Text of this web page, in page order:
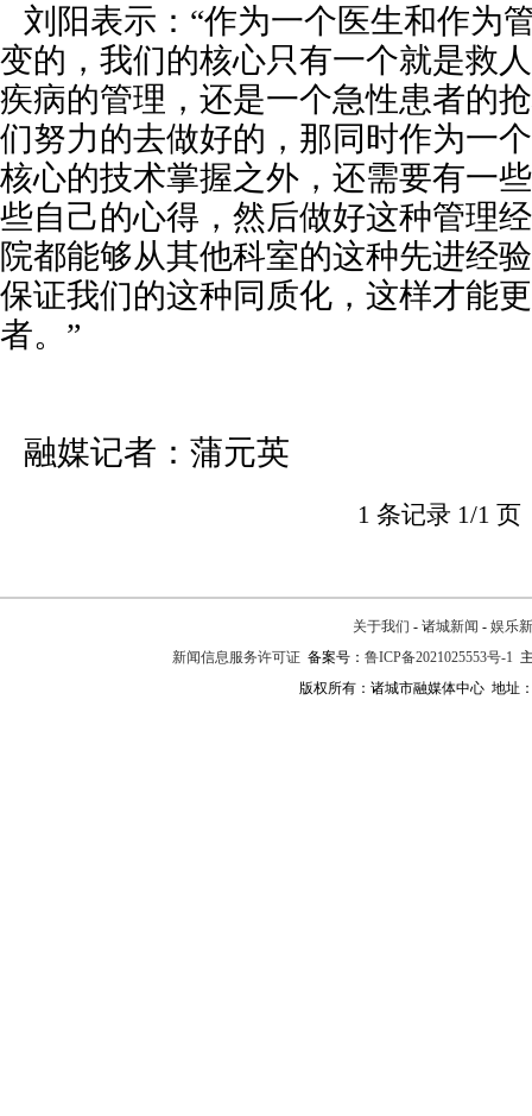
刘阳表示：“作为一个医生和作为
变的，我们的核心只有一个就是救
疾病的管理，还是一个急性患者的
们努力的去做好的，那同时作为一
核心的技术掌握之外，还需要有一
些自己的心得，然后做好这种管理
院都能够从其他科室的这种先进经
保证我们的这种同质化，这样才能
者。”
融媒记者：蒲元英
1 条记录 1/1 页
关于我们 - 诸城新闻 - 娱乐
新闻信息服务许可证备案号： 鲁ICP备2021025553号-1
版权所有：诸城市融媒体中心 地址